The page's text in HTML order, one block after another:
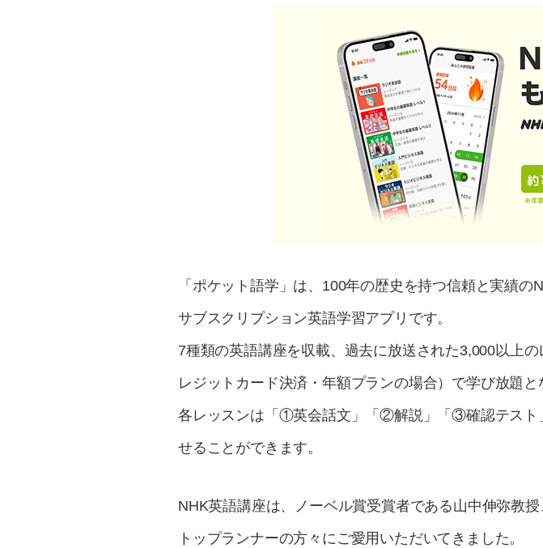
「ポケット語学」は、100年の歴史を持つ信頼と実績
サブスクリプション英語学習アプリです。
7種類の英語講座を収載、過去に放送された3,000以上
レジットカード決済・年額プランの場合）で学び放題と
各レッスンは「①英会話文」「②解説」「③確認テスト
せることができます。
NHK英語講座は、ノーベル賞受賞者である山中伸弥教
トップランナーの方々にご愛用いただいてきました。